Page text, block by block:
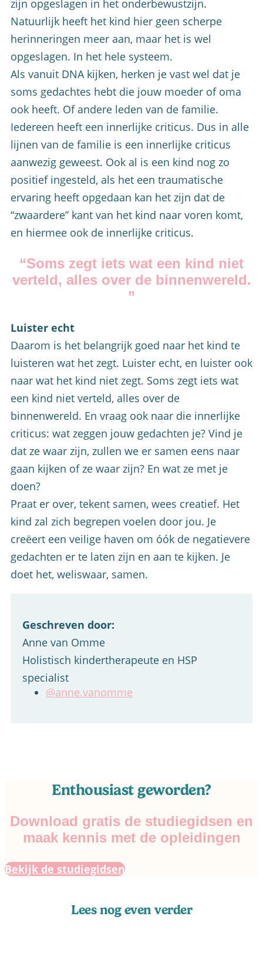
zijn opgeslagen in het onderbewustzijn.
Natuurlijk heeft het kind hier geen scherpe
herinneringen meer aan, maar het is wel
opgeslagen. In het hele systeem.
Als vanuit DNA kijken, herken je vast wel dat je
soms gedachtes hebt die jouw moeder of oma
ook heeft. Of andere leden van de familie.
Iedereen heeft een innerlijke criticus. Dus in alle
lijnen van de familie is een innerlijke criticus
aanwezig geweest. Ook al is een kind nog zo
positief ingesteld, als het een traumatische
ervaring heeft opgedaan kan het zijn dat de
“zwaardere” kant van het kind naar voren komt,
en hiermee ook de innerlijke criticus.
“Soms zegt iets wat een kind niet
verteld, alles over de binnenwereld.
”
Luister echt
Daarom is het belangrijk goed naar het kind te
luisteren wat het zegt. Luister echt, en luister ook
naar wat het kind niet zegt. Soms zegt iets wat
een kind niet verteld, alles over de
binnenwereld. En vraag ook naar die innerlijke
criticus: wat zeggen jouw gedachten je? Vind je
dat ze waar zijn, zullen we er samen eens naar
gaan kijken of ze waar zijn? En wat ze met je
doen?
Praat er over, tekent samen, wees creatief. Het
kind zal zich begrepen voelen door jou. Je
creëert een veilige haven om óók de negatievere
gedachten er te laten zijn en aan te kijken. Je
doet het, weliswaar, samen.
Geschreven door:
Anne van Omme
Holistisch kindertherapeute en HSP
specialist
@anne.vanomme
Enthousiast geworden?
Download gratis de studiegidsen en
maak kennis met de opleidingen
Bekijk de studiegidsen
Lees nog even verder